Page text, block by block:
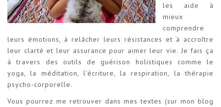
les aide à
mieux
comprendre
leurs émotions, à relâcher leurs résistances et à accroître
leur clarté et leur assurance pour aimer leur vie. Je fais ça
à travers des outils de guérison holistiques comme le
yoga, la méditation, l’écriture, la respiration, la thérapie
psycho-corporelle.
Vous pourrez me retrouver dans mes textes (sur mon blog